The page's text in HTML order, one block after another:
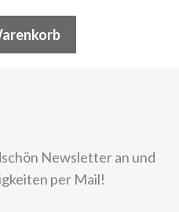
Newsletter an und
per Mail!